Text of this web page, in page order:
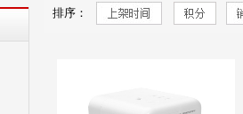
排序：